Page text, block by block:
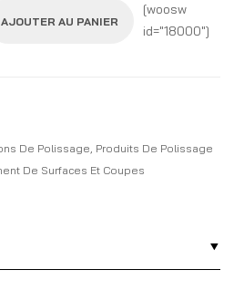
AJOUTER AU PANIER
[woosw
id="18000"]
De Polissage, Produits De Polissage
De Surfaces Et Coupes